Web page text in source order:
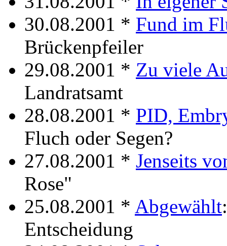
30.08.2001 * Fund im
Brückenpfeiler
29.08.2001 * Zu viele
Landratsamt
28.08.2001 * PID,
Fluch oder Segen?
27.08.2001 * Jenseits
Rose"
25.08.2001 * Abgewählt
Entscheidung